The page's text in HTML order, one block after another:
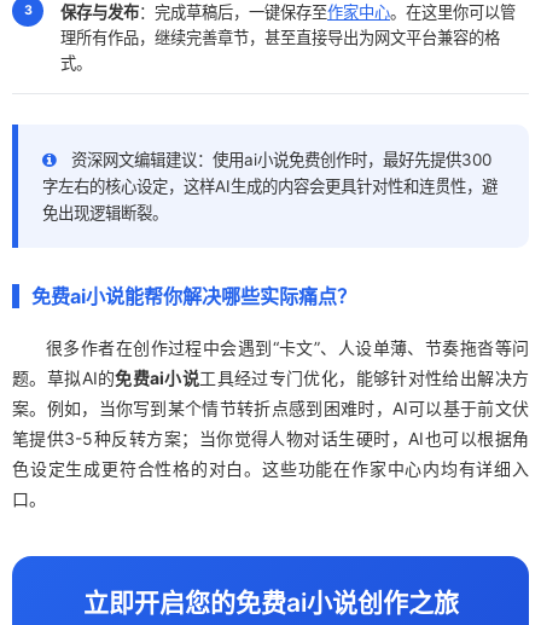
保存与发布：完成草稿后，一键保存至作家中心。在这里你可以管
理所有作品，继续完善章节，甚至直接导出为网文平台兼容的格
式。
资深网文编辑建议：使用ai小说免费创作时，最好先提供300
字左右的核心设定，这样AI生成的内容会更具针对性和连贯性，避
免出现逻辑断裂。
免费ai小说能帮你解决哪些实际痛点？
很多作者在创作过程中会遇到“卡文”、人设单薄、节奏拖沓等问
题。草拟AI的免费ai小说工具经过专门优化，能够针对性给出解决方
案。例如，当你写到某个情节转折点感到困难时，AI可以基于前文伏
笔提供3-5种反转方案；当你觉得人物对话生硬时，AI也可以根据角
色设定生成更符合性格的对白。这些功能在作家中心内均有详细入
口。
立即开启您的免费ai小说创作之旅